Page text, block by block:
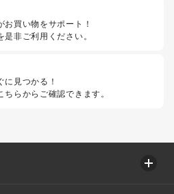
お買い物をサポート！
非ご利用ください。
に見つかる！
らからご確認できます。